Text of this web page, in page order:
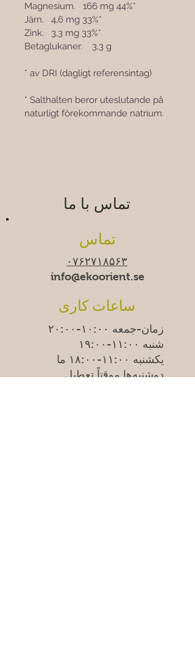
Magnesium.   166 mg 44%*
Järn.   4,6 mg 33%*
Zink.   3,3 mg 33%*
Betaglukaner.    3,3 g
* av DRI (dagligt referensintag)
* Salthalten beror uteslutande på
naturligt förekommande natrium.
تماس با ما
تماس
۰۷۶۲۷۱۸۵۶۳
info@ekoorient.se​​
ساعات کاری
زمان-جمعه ۱۰:۰۰-۲۰:۰۰
شنبه ۱۱:۰۰-۱۹:۰۰
یکشنبه ۱۱:۰۰-۱۸:۰۰
ما
دوشنبه‌ها موقتاً تعطیل